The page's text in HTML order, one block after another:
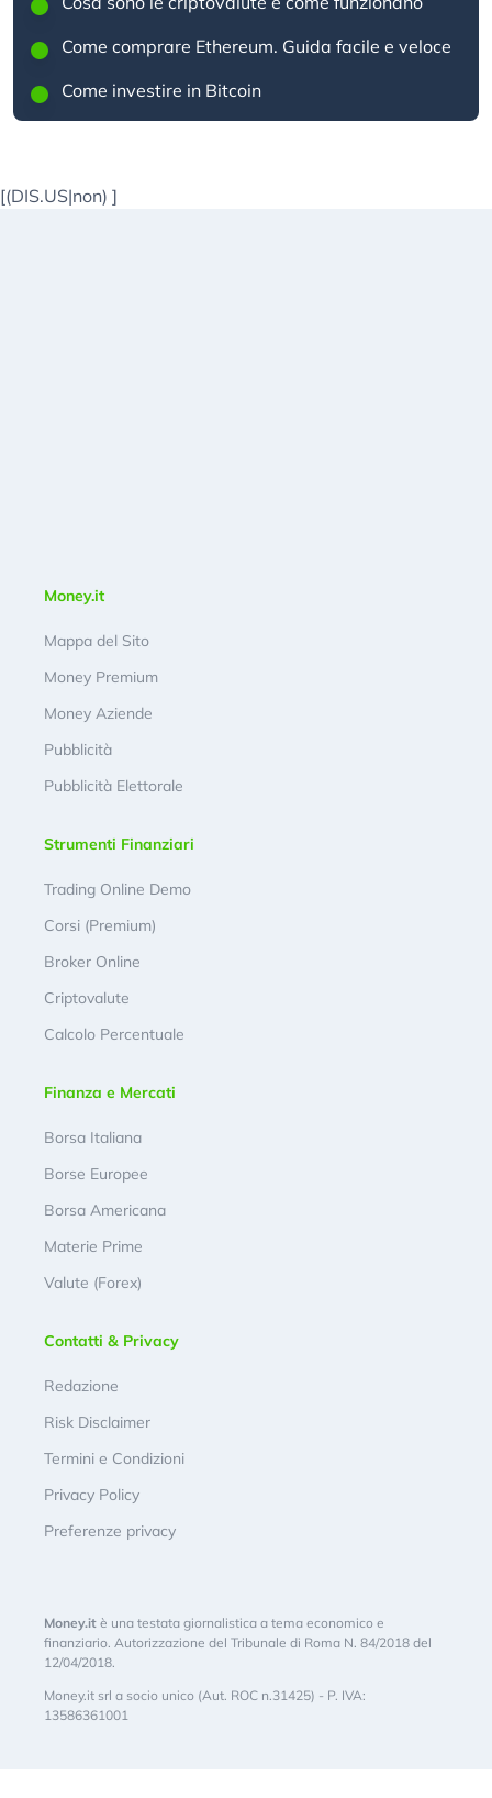
Come comprare Ethereum. Guida facile e veloce
Come investire in Bitcoin
[(DIS.US|non) ]
Money.it
Mappa del Sito
Money Premium
Money Aziende
Pubblicità
Pubblicità Elettorale
Strumenti Finanziari
Trading Online Demo
Corsi (Premium)
Broker Online
Criptovalute
Calcolo Percentuale
Finanza e Mercati
Borsa Italiana
Borse Europee
Borsa Americana
Materie Prime
Valute (Forex)
Contatti & Privacy
Redazione
Risk Disclaimer
Termini e Condizioni
Privacy Policy
Preferenze privacy
Money.it è una testata giornalistica a tema economico e
finanziario. Autorizzazione del Tribunale di Roma N. 84/2018 del
12/04/2018.
Money.it srl a socio unico (Aut. ROC n.31425) - P. IVA:
13586361001